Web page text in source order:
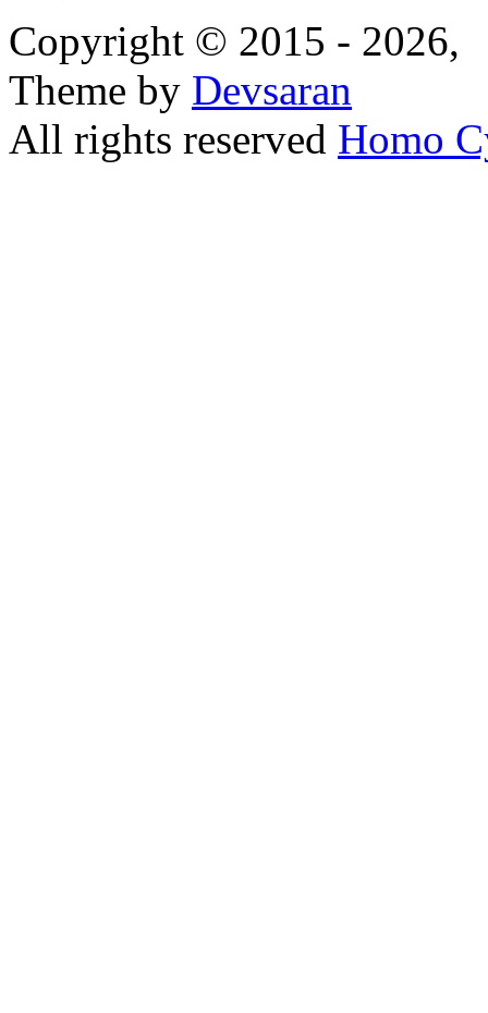
Copyright © 2015 - 2026,
Theme by Devsaran
All rights reserved Homo